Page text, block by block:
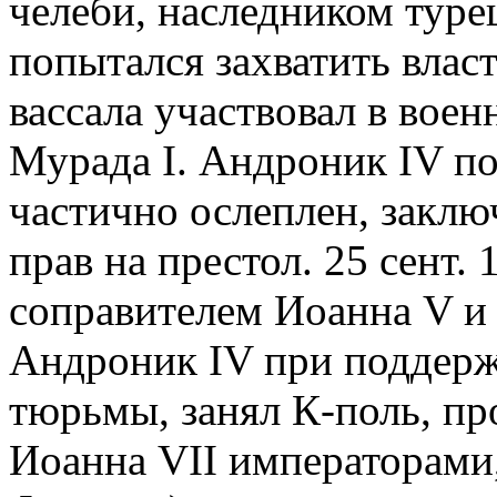
челеби, наследником
попытался захватить
вассала участвовал в
Мурада I. Андроник IV
частично ослеплен,
прав на престол. 25
соправителем Иоанна V
Андроник IV при
тюрьмы, занял К-поль,
Иоанна VII